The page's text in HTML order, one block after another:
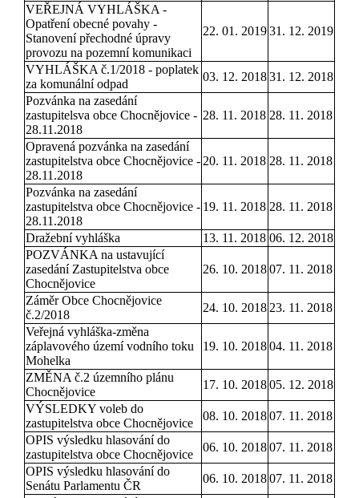
VEŘEJNÁ VYHLÁŠKA -
Opatření obecné povahy -
Stanovení přechodné úpravy
provozu na pozemní komunikaci
22. 01. 201931. 12. 2019
VYHLÁŠKA č.1/2018 - poplatek
za komunální odpad
03. 12. 201831. 12. 2018
Pozvánka na zasedání
zastupitelsva obce Chocnějovice -
28.11.2018
28. 11. 2018 28. 11. 2018
Opravená pozvánka na zasedání
zastupitelstva obce Chocnějovice -
28.11.2018
20. 11. 2018 28. 11. 2018
Pozvánka na zasedání
zastupitelstva obce Chocnějovice -
28.11.2018
19. 11. 2018 28. 11. 2018
Dražební vyhláška 13. 11. 2018 06. 12. 2018
POZVÁNKA na ustavující
zasedání Zastupitelstva obce
Chocnějovice
26. 10. 201807. 11. 2018
Záměr Obce Chocnějovice
č.2/2018
24. 10. 2018 23. 11. 2018
Veřejná vyhláška-změna
záplavového území vodního toku
Mohelka
19. 10. 201804. 11. 2018
ZMĚNA č.2 územního plánu
Chocnějovice
17. 10. 201805. 12. 2018
VÝSLEDKY voleb do
zastupitelstva obce Chocnějovice
08. 10. 201807. 11. 2018
OPIS výsledku hlasování do
zastupitelstva obce Chocnějovice
06. 10. 201807. 11. 2018
OPIS výsledku hlasování do
Senátu Parlamentu ČR
06. 10. 201807. 11. 2018